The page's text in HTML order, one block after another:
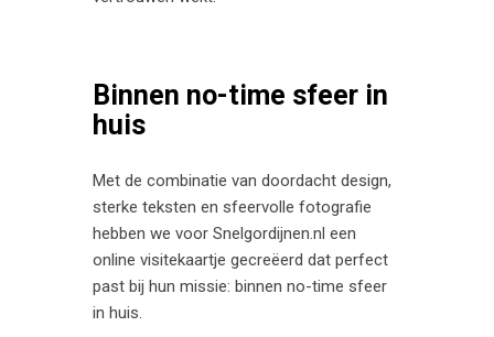
Binnen no-time sfeer in
huis
Met de combinatie van doordacht design,
sterke teksten en sfeervolle fotografie
hebben we voor Snelgordijnen.nl een
online visitekaartje gecreëerd dat perfect
past bij hun missie: binnen no-time sfeer
in huis.